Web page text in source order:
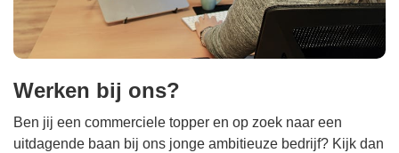
Werken bij ons?
Ben jij een commerciele topper en op zoek naar een
uitdagende baan bij ons jonge ambitieuze bedrijf? Kijk dan